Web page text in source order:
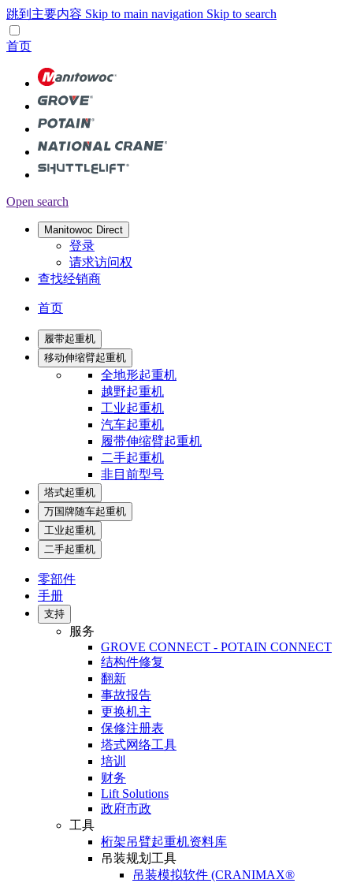
跳到主要内容 Skip to main navigation Skip to search
首页
Open search
Manitowoc Direct
登录
请求访问权
查找经销商
首页
履带起重机
移动伸缩臂起重机
全地形起重机
越野起重机
工业起重机
汽车起重机
履带伸缩臂起重机
二手起重机
非目前型号
塔式起重机
万国牌随车起重机
工业起重机
二手起重机
零部件
手册
支持
服务
GROVE CONNECT - POTAIN CONNECT
结构件修复
翻新
事故报告
更换机主
保修注册表
塔式网络工具
培训
财务
Lift Solutions
政府市政
工具
桁架吊臂起重机资料库
吊装规划工具
吊装模拟软件 (CRANIMAX®